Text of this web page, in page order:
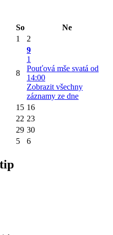
So
Ne
1 2
8
9
1
Pouťová mše svatá od
14:00
Zobrazit všechny
záznamy ze dne
15 16
22 23
29 30
5 6